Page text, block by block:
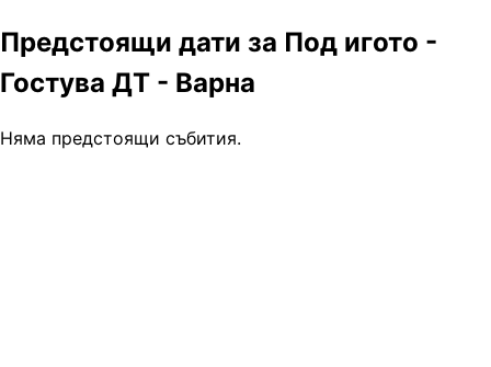
Предстоящи дати за Под игото -
Гостува ДТ - Варна
Няма предстоящи събития.